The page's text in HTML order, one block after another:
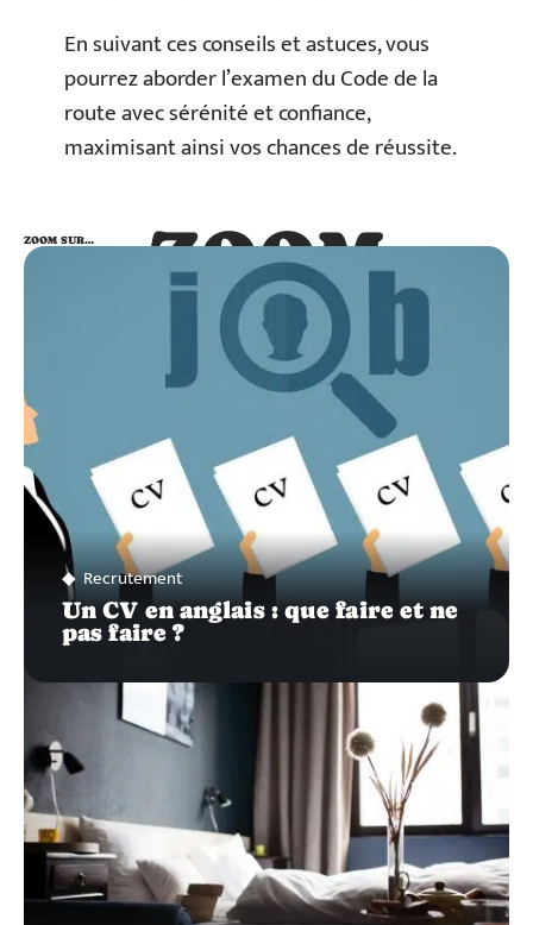
En suivant ces conseils et astuces, vous
pourrez aborder l’examen du Code de la
route avec sérénité et confiance,
maximisant ainsi vos chances de réussite.
ZOOM
SUR…
ZOOM SUR…
Recrutement
Un CV en anglais : que faire et ne
pas faire ?